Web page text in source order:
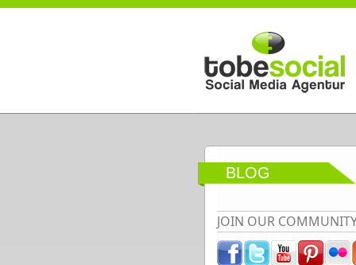
Direkt zum Inhalt
BLOG
JOIN OUR